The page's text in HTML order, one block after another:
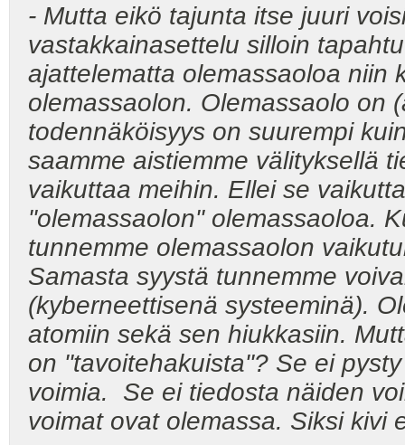
- Mutta eikö tajunta itse juuri
vastakkainasettelu silloin
ajattelematta olemassaoloa niin
olemassaolon. Olemassaolo on
todennäköisyys on suurempi
saamme aistiemme välityksellä
vaikuttaa meihin. Ellei se
"olemassaolon" olemassaoloa.
tunnemme olemassaolon
Samasta syystä tunnemme
(kyberneettisenä systeeminä).
atomiin sekä sen hiukkasiin.
on "tavoitehakuista"? Se ei
voimia. Se ei tiedosta näiden
voimat ovat olemassa. Siksi kivi